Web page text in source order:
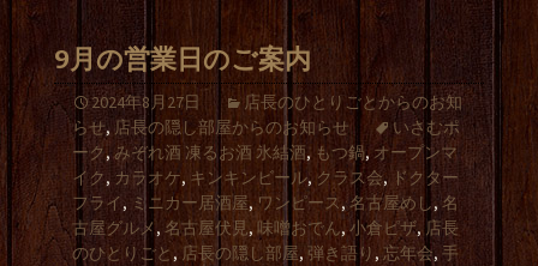
9月の営業日のご案内
2024年8月27日
店長のひとりごとからのお知
らせ, 店長の隠し部屋からのお知らせ
いさむポ
ーク,みぞれ酒 凍るお酒 氷結酒, もつ鍋, オープンマ
イク, カラオケ, キンキンビール, クラス会, ドクター
フライ, ミニカー居酒屋,ワンピース,名古屋めし,名
古屋グルメ, 名古屋伏見, 味噌おでん,小倉ピザ, 店長
のひとりごと , 店長の隠し部屋, 弾き語り , 忘年会, 手